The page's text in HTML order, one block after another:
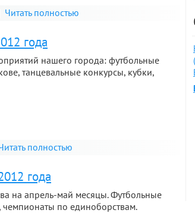
Читать полностью
года
нашего города: футбольные
танцевальные конкурсы, кубки,
полностью
года
на апрель-май месяцы. Футбольные
по единоборствам.